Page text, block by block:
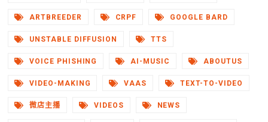
ARTBREEDER CRPF GOOGLE BARD
UNSTABLE DIFFUSION TTS
VOICE PHISHING AI-MUSIC ABOUTUS
VIDEO-MAKING VAAS TEXT-TO-VIDEO
微店主播 VIDEOS NEWS